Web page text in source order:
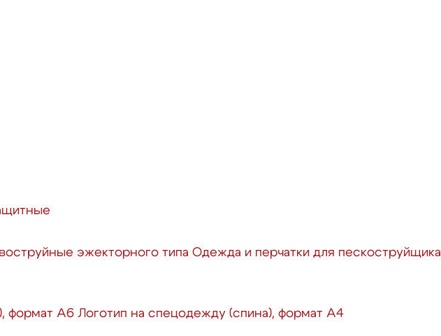
эжекторного типа Одежда и перчатки для пескоструйщика
формат А6 Логотип на спецодежду (спина), формат А4